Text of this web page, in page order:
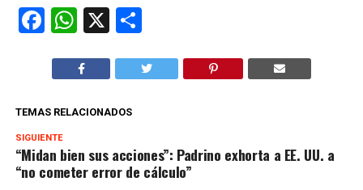
Facebook
WhatsApp
X Compartir
TEMAS RELACIONADOS
SIGUIENTE
“Midan bien sus acciones”: Padrino exhorta a EE. UU. a
“no cometer error de cálculo”